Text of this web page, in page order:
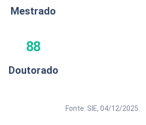
Mestrado
88
Doutorado
Fonte: SIE, 04/12/2025.